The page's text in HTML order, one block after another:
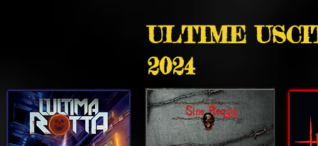
ULTIME
2024